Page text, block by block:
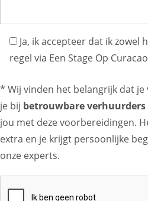
Ja, ik accepteer dat ik zowel
regel via Een Stage Op
* Wij vinden het belangrijk dat je
je bij betrouwbare verhuurders
jou met deze voorbereidingen.
extra en je krijgt persoonlijke
onze experts.